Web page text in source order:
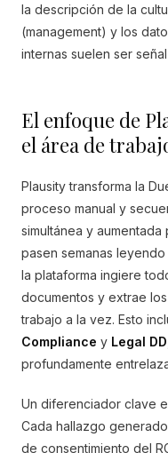
la descripción de la
(management) y los
internas suelen ser
El enfoque de
el área de
Plausity transforma la
proceso manual y
simultánea y aumentada
pasen semanas
la plataforma ingiere
documentos y extrae
trabajo a la vez. Esto
Compliance y Legal DD
profundamente
Un diferenciador clave
Cada hallazgo
de consentimiento del